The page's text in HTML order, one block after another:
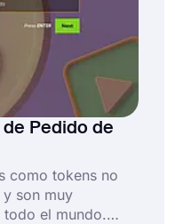
Pedido de
como tokens no
son muy
el mundo.